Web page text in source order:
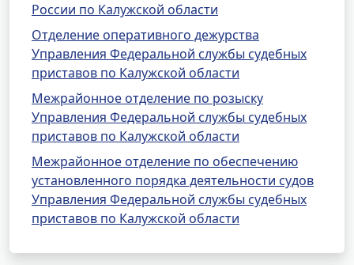
России по Калужской области
Отделение оперативного дежурства
Управления Федеральной службы судебных
приставов по Калужской области
Межрайонное отделение по розыску
Управления Федеральной службы судебных
приставов по Калужской области
Межрайонное отделение по обеспечению
установленного порядка деятельности судов
Управления Федеральной службы судебных
приставов по Калужской области